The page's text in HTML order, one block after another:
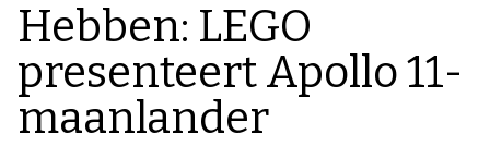
Hebben: LEGO
presenteert Apollo 11-
maanlander